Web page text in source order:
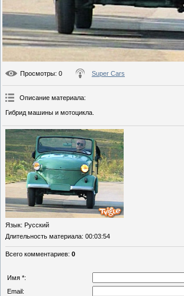
Просмотры: 0 Super Cars
Описание материала:
Гибрид машины и мотоцикла.
Язык: Русский
Длительность материала: 00:03:54
Всего комментариев: 0
Имя *:
Email: